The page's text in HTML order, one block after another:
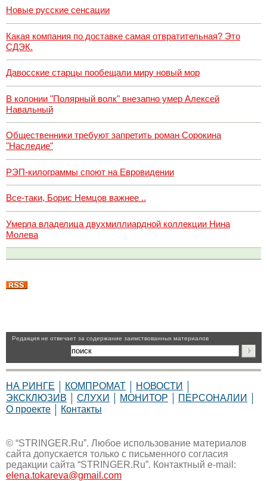
Новые русские сенсации
Какая компания по доставке самая отвратительная? Это
СДЭК.
Давосские старцы пообещали миру новый мор
В колонии "Полярный волк" внезапно умер Алексей
Навальный
Общественники требуют запретить роман Сорокина
"Наследие"
РЭП-килограммы споют на Евровидении
Все-таки, Борис Немцов важнее ..
Умерла владелица двухмиллиардной коллекции Нина
Молева
Pедакция не отвечает за содержание заимствованных материалов
НА РИНГЕ КОМПРОМАТ
НОВОСТИ
ЭКСКЛЮЗИВ
СЛУХИ МОНИТОР
ПЕРСОНАЛИИ
О проекте
Контакты
© “STRINGER.Ru”. Любое использование материалов
сайта допускается только с письменного согласия
редакции сайта “STRINGER.Ru”. Контактный e-mail:
elena.tokareva@gmail.com